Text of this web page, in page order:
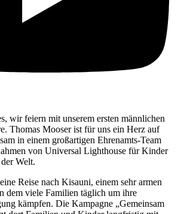
wir feiern mit unserem ersten männlichen
Thomas Mooser ist für uns ein Herz auf
in einem großartigen Ehrenamts-Team
von Universal Lighthouse für Kinder
Welt.
Reise nach Kisauni, einem sehr armen
dem viele Familien täglich um ihre
kämpfen. Die Kampagne „Gemeinsam